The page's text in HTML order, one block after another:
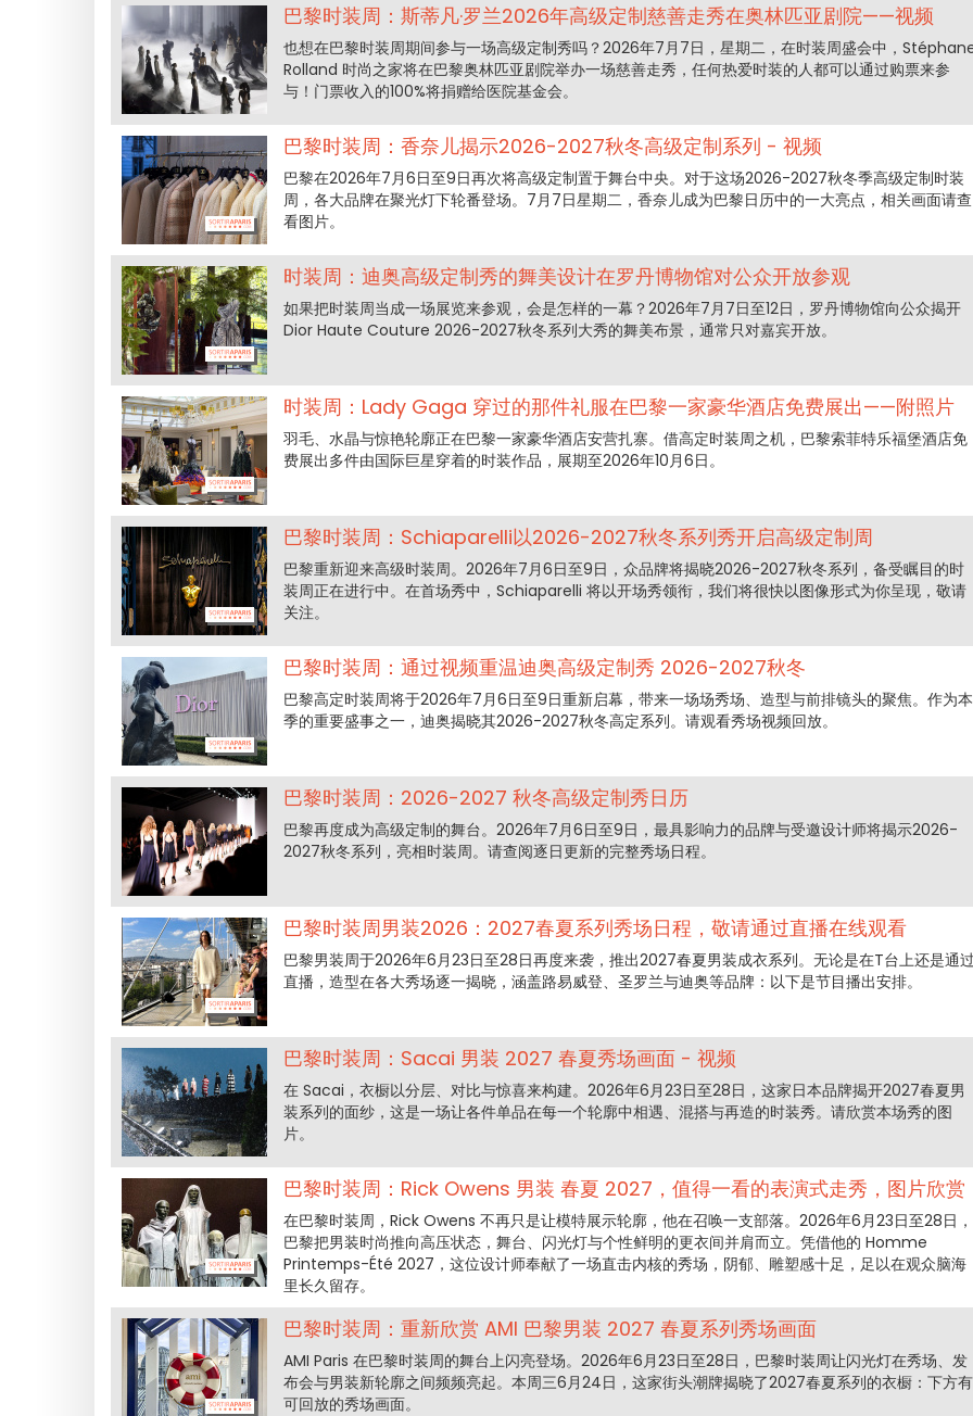
巴黎时装周：斯蒂凡·罗兰2026年高级定制慈善走秀在奥林匹亚剧院——视频
也想在巴黎时装周期间参与一场高级定制秀吗？2026年7月7日，星期二，在时装周盛会中，
Rolland 时尚之家将在巴黎奥林匹亚剧院举办一场慈善走秀，任何热爱时装的人都可以通过购票来参
与！门票收入的100%将捐赠给医院基金会。
巴黎时装周：香奈儿揭示2026-2027秋冬高级定制系列 - 视频
巴黎在2026年7月6日至9日再次将高级定制置于舞台中央。对于这场2026-2027秋冬季高级定制时装
周，各大品牌在聚光灯下轮番登场。7月7日星期二，香奈儿成为巴黎日历中的一大亮点，相关画面请查
看图片。
时装周：迪奥高级定制秀的舞美设计在罗丹博物馆对公众开放参观
如果把时装周当成一场展览来参观，会是怎样的一幕？2026年7月7日至12日，罗丹博物馆向公众揭开
Dior Haute Couture 2026-2027秋冬系列大秀的舞美布景，通常只对嘉宾开放。
时装周：Lady Gaga 穿过的那件礼服在巴黎一家豪华酒店免费展出——附照片
羽毛、水晶与惊艳轮廓正在巴黎一家豪华酒店安营扎寨。借高定时装周之机，巴黎索菲特乐福堡酒店免
费展出多件由国际巨星穿着的时装作品，展期至2026年10月6日。
巴黎时装周：Schiaparelli以2026-2027秋冬系列秀开启高级定制周
巴黎重新迎来高级时装周。2026年7月6日至9日，众品牌将揭晓2026-2027秋冬系列，备受瞩目的时
装周正在进行中。在首场秀中，Schiaparelli 将以开场秀领衔，我们将很快以图像形式为你呈现，敬请
关注。
巴黎时装周：通过视频重温迪奥高级定制秀 2026-2027秋冬
巴黎高定时装周将于2026年7月6日至9日重新启幕，带来一场场秀场、造型与前排镜头的聚焦。作为本
季的重要盛事之一，迪奥揭晓其2026-2027秋冬高定系列。请观看秀场视频回放。
巴黎时装周：2026-2027 秋冬高级定制秀日历
巴黎再度成为高级定制的舞台。2026年7月6日至9日，最具影响力的品牌与受邀设计师将揭示2026-
2027秋冬系列，亮相时装周。请查阅逐日更新的完整秀场日程。
巴黎时装周男装2026：2027春夏系列秀场日程，敬请通过直播在线观看
巴黎男装周于2026年6月23日至28日再度来袭，推出2027春夏男装成衣系列。无论是在T台上还是通
直播，造型在各大秀场逐一揭晓，涵盖路易威登、圣罗兰与迪奥等品牌：以下是节目播出安排。
巴黎时装周：Sacai 男装 2027 春夏秀场画面 - 视频
在 Sacai，衣橱以分层、对比与惊喜来构建。2026年6月23日至28日，这家日本品牌揭开2027春夏男
装系列的面纱，这是一场让各件单品在每一个轮廓中相遇、混搭与再造的时装秀。请欣赏本场秀的图
片。
巴黎时装周：Rick Owens 男装 春夏 2027，值得一看的表演式走秀，图片欣赏
在巴黎时装周，Rick Owens 不再只是让模特展示轮廓，他在召唤一支部落。2026年6月23日至28日，
巴黎把男装时尚推向高压状态，舞台、闪光灯与个性鲜明的更衣间并肩而立。凭借他的 Homme
Printemps-Été 2027，这位设计师奉献了一场直击内核的秀场，阴郁、雕塑感十足，足以在观众脑海
里长久留存。
巴黎时装周：重新欣赏 AMI 巴黎男装 2027 春夏系列秀场画面
AMI Paris 在巴黎时装周的舞台上闪亮登场。2026年6月23日至28日，巴黎时装周让闪光灯在秀场、发
布会与男装新轮廓之间频频亮起。本周三6月24日，这家街头潮牌揭晓了2027春夏系列的衣橱：下方有
可回放的秀场画面。